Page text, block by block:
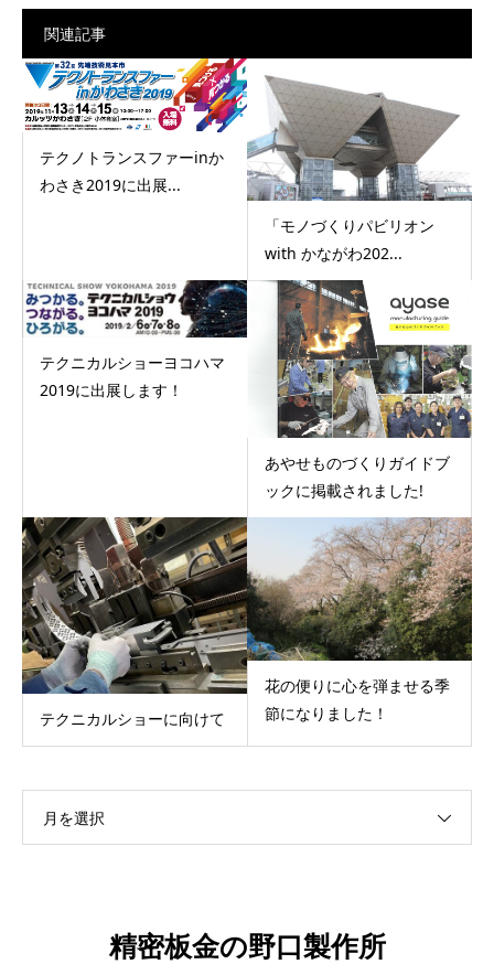
関連記事
テクノトランスファーinか
わさき2019に出展...
「モノづくりパビリオン
with かながわ202...
テクニカルショーヨコハマ
2019に出展します！
あやせものづくりガイドブ
ックに掲載されました!
テクニカルショーに向けて
花の便りに心を弾ませる季
節になりました！
月を選択
精密板金の野口製作所